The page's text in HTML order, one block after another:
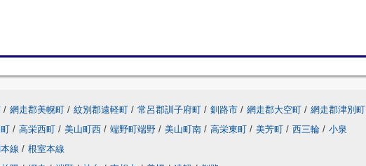
/ 網走郡美幌町 / 紋別郡遠軽町 / 常呂郡訓子府町 / 釧路市 / 網走郡大空町 / 網走郡津別町
/ 高栄西町 / 美山町西 / 端野町端野 / 美山町南 / 高栄東町 / 美芳町 / 西三輪 / 小泉
線 / 根室本線